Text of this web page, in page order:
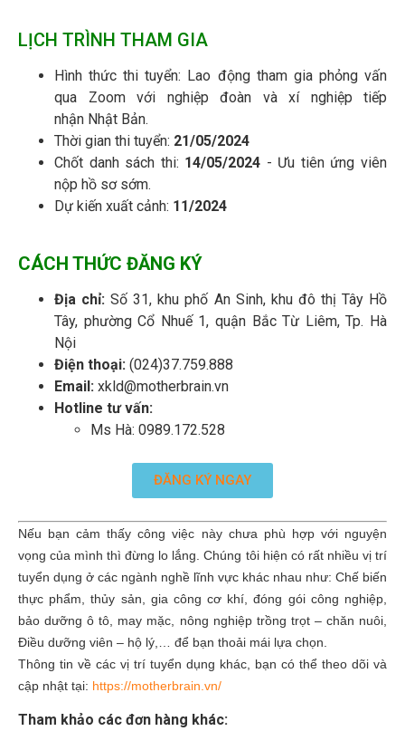
LỊCH TRÌNH THAM GIA
Hình thức thi tuyển: Lao động tham gia phỏng vấn
qua Zoom với nghiệp đoàn và xí nghiệp tiếp
nhận Nhật Bản.
Thời gian thi tuyển: 21/05/2024
Chốt danh sách thi: 14/05/2024 - Ưu tiên ứng viên
nộp hồ sơ sớm.
Dự kiến xuất cảnh: 11/2024
CÁCH THỨC ĐĂNG KÝ
Địa chỉ: Số 31, khu phố An Sinh, khu đô thị Tây Hồ
Tây, phường Cổ Nhuế 1, quận Bắc Từ Liêm, Tp. Hà
Nội
Điện thoại: (024)37.759.888
Email: xkld@motherbrain.vn
Hotline tư vấn:
Ms Hà: 0989.172.528
ĐĂNG KÝ NGAY
Nếu bạn cảm thấy công việc này chưa phù hợp với nguyện
vọng của mình thì đừng lo lắng. Chúng tôi hiện có rất nhiều vị trí
tuyển dụng ở các ngành nghề lĩnh vực khác nhau như: Chế biến
thực phẩm, thủy sản, gia công cơ khí, đóng gói công nghiệp,
bảo dưỡng ô tô, may mặc, nông nghiệp trồng trọt – chăn nuôi,
Điều dưỡng viên – hộ lý,… để bạn thoải mái lựa chọn.
Thông tin về các vị trí tuyển dụng khác, bạn có thể theo dõi và
cập nhật tại: https://motherbrain.vn/
Tham khảo các đơn hàng khác: